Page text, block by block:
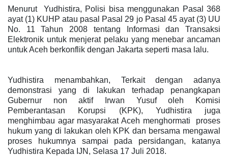
Menurut Yudhistira, Polisi bisa menggunakan Pasal 368
ayat (1) KUHP atau pasal Pasal 29 jo Pasal 45 ayat (3) UU
No. 11 Tahun 2008 tentang Informasi dan Transaksi
Elektronik untuk menjerat pelaku yang menebar ancaman
untuk Aceh berkonflik dengan Jakarta seperti masa lalu.
Yudhistira menambahkan, Terkait dengan adanya
demonstrasi yang di lakukan terhadap penangkapan
Gubernur non aktif Irwan Yusuf oleh Komisi
Pemberantasan Korupsi (KPK), Yudhistira juga
menghimbau agar masyarakat Aceh menghormati proses
hukum yang di lakukan oleh KPK dan bersama mengawal
proses hukumnya sampai pada persidangan, katanya
Yudhistira Kepada IJN, Selasa 17 Juli 2018.